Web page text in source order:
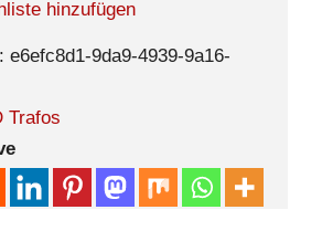
hinzufügen
e6efc8d1-9da9-4939-9a16-
Trafos